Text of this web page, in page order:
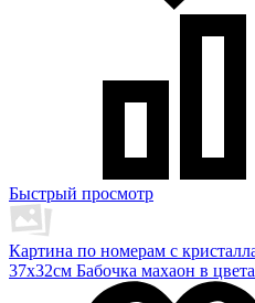
Быстрый просмотр
Картина по номерам с
37х32см Бабочка махаон в